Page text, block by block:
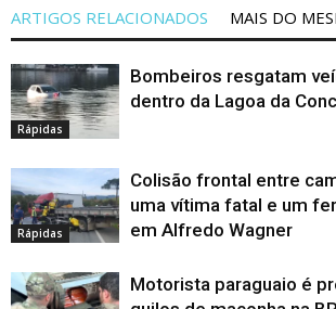
ARTIGOS RELACIONADOS MAIS DO
Rápidas
Bombeiros resgatam
dentro da Lagoa da
Rápidas
Colisão frontal entre
uma vítima fatal e um
em Alfredo Wagner
Motorista paraguaio é